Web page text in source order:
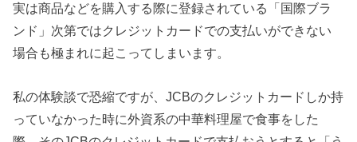
実は商品などを購入する際に登録されている「国際ブラ
ンド」次第ではクレジットカードでの支払いができない
場合も極まれに起こってしまいます。
私の体験談で恐縮ですが、JCBのクレジットカードしか持
っていなかった時に外資系の中華料理屋で食事をした